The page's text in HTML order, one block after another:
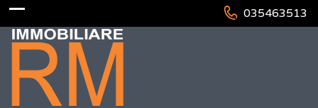
035463513